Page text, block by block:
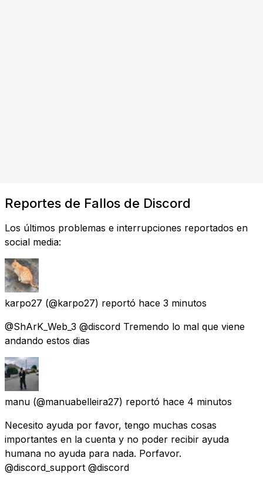
Reportes de Fallos de Discord
Los últimos problemas e interrupciones reportados en
social media:
karpo27 (@karpo27) reportó hace 3 minutos
@ShArK_Web_3 @discord Tremendo lo mal que viene
andando estos dias
manu (@manuabelleira27) reportó hace 4 minutos
Necesito ayuda por favor, tengo muchas cosas
importantes en la cuenta y no poder recibir ayuda
humana no ayuda para nada. Porfavor.
@discord_support @discord